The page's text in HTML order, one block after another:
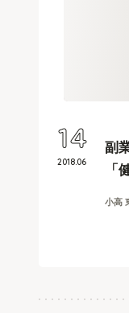
副
小高
2018.06
14